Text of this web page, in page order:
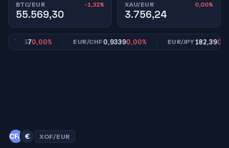
BTC/EUR -1,32%
55.569,30
XAU/EUR 0,00%
3.756,24
0,8567 0,00% EUR/CHF0,93390,00% EUR/JPY182,390,00%
CFA € XOF/EUR